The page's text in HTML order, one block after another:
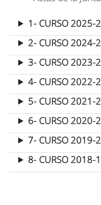
1- CURSO 2025-
2- CURSO 2024-
3- CURSO 2023-
4- CURSO 2022-
5- CURSO 2021-
6- CURSO 2020-
7- CURSO 2019-
8- CURSO 2018-